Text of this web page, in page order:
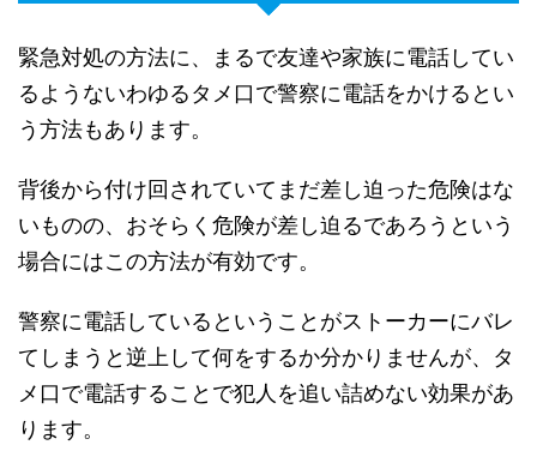
緊急対処の方法に、まるで友達や家族に電話してい
るようないわゆるタメ口で警察に電話をかけるとい
う方法もあります。
背後から付け回されていてまだ差し迫った危険はな
いものの、おそらく危険が差し迫るであろうという
場合にはこの方法が有効です。
警察に電話しているということがストーカーにバレ
てしまうと逆上して何をするか分かりませんが、タ
メ口で電話することで犯人を追い詰めない効果があ
ります。